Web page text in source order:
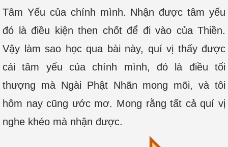
Tâm Yếu của chính mình. Nhận được tâm yếu
đó là điều kiện then chốt để đi vào của Thiền.
Vậy làm sao học qua bài này, quí vị thấy được
cái tâm yếu của chính mình, đó là điều tối
thượng mà Ngài Phật Nhãn mong mõi, và tôi
hôm nay cũng ước mơ. Mong rằng tất cả quí vị
nghe khéo mà nhận được.